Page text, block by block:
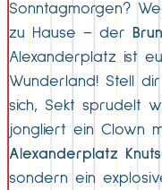
Sonntagmorgen?
zu Hause – der
Alexanderplatz ist
Wunderland! Stell
sich, Sekt sprudelt
jongliert ein Clown
Alexanderplatz
sondern ein